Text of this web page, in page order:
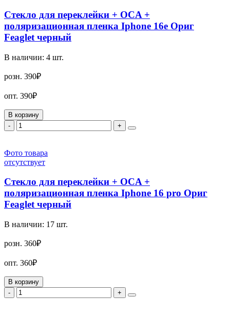
Стекло для переклейки + OCA +
поляризационная пленка Iphone 16e Ориг
Feaglet черный
В наличии: 4 шт.
розн. 390₽
опт. 390₽
В корзину
-
+
Фото товара
отсутствует
Стекло для переклейки + OCA +
поляризационная пленка Iphone 16 pro Ориг
Feaglet черный
В наличии: 17 шт.
розн. 360₽
опт. 360₽
В корзину
-
+